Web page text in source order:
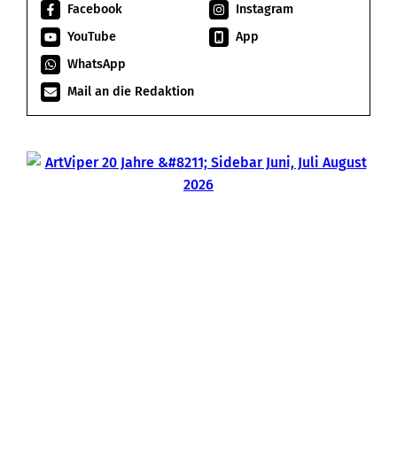
Facebook
Instagram
YouTube
App
WhatsApp
Mail an die Redaktion